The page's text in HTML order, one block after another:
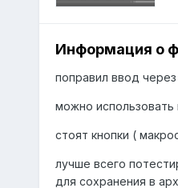
Информация о
поправил ввод
можно использовать
стоят кнопки (
лучше всего
для сохранения в